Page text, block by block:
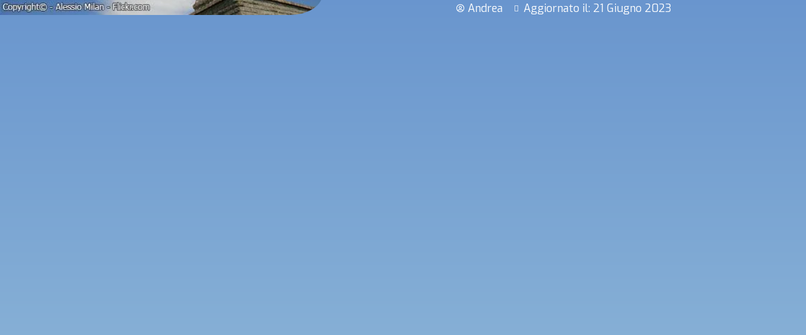
Andrea Aggiornato il: 21 Giugno 2023